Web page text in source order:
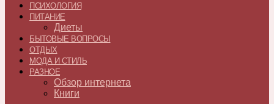
ПСИХОЛОГИЯ
ПИТАНИЕ
Диеты
БЫТОВЫЕ ВОПРОСЫ
ОТДЫХ
МОДА И СТИЛЬ
РАЗНОЕ
Обзор интернета
Книги